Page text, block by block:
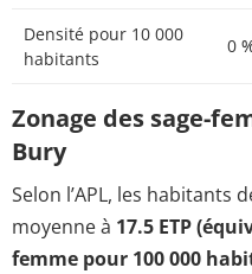
Densité pour 10 000
habitants
0
Zonage des sage-
Bury
Selon l’APL, les habitants
moyenne à 17.5 ETP
femme pour 100 000